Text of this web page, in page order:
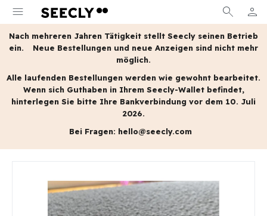
menu search person
MEIN
Nach mehreren Jahren Tätigkeit stellt Seecly seinen Betrieb
ein.
Neue Bestellungen und neue Anzeigen sind nicht mehr
möglich.
Alle laufenden Bestellungen werden wie gewohnt bearbeitet.
Wenn sich Guthaben in Ihrem Seecly-Wallet befindet,
hinterlegen Sie bitte Ihre Bankverbindung vor dem 10. Juli
2026.
Bei Fragen: hello@seecly.com